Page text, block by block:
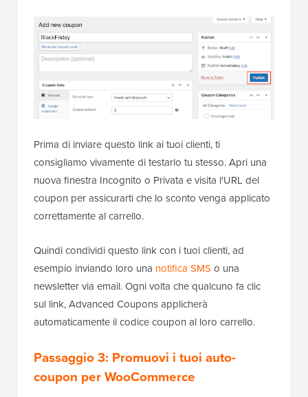
Prima di inviare questo link ai tuoi clienti, ti
consigliamo vivamente di testarlo tu stesso. Apri una
nuova finestra Incognito o Privata e visita l'URL del
coupon per assicurarti che lo sconto venga applicato
correttamente al carrello.
Quindi condividi questo link con i tuoi clienti, ad
esempio inviando loro una notifica SMS o una
newsletter via email. Ogni volta che qualcuno fa clic
sul link, Advanced Coupons applicherà
automaticamente il codice coupon al loro carrello.
Passaggio 3: Promuovi i tuoi auto-
coupon per WooCommerce